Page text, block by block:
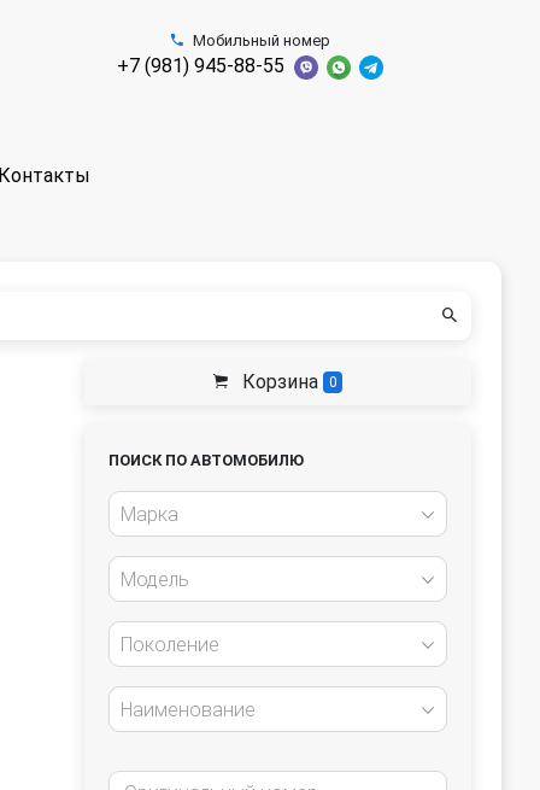
Мобильный номер
+7 (981) 945-88-55
Контакты
Корзина 0
ПОИСК ПО АВТОМОБИЛЮ
Марка
Модель
Поколение
Наименование